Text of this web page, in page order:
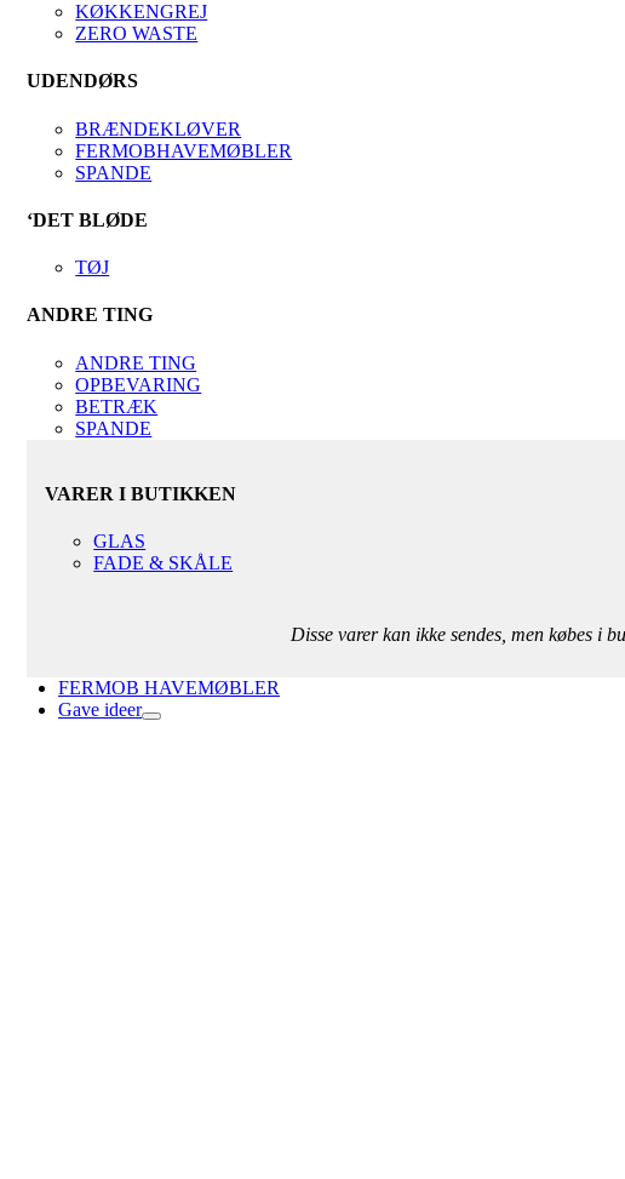
KØKKENGREJ
ZERO WASTE
UDENDØRS
BRÆNDEKLØVER
FERMOBHAVEMØBLER
SPANDE
‘DET BLØDE
TØJ
ANDRE TING
ANDRE TING
OPBEVARING
BETRÆK
SPANDE
VARER I BUTIKKEN
GLAS
FADE & SKÅLE
Disse varer kan ikke sendes, men købes i
FERMOB HAVEMØBLER
Gave ideer